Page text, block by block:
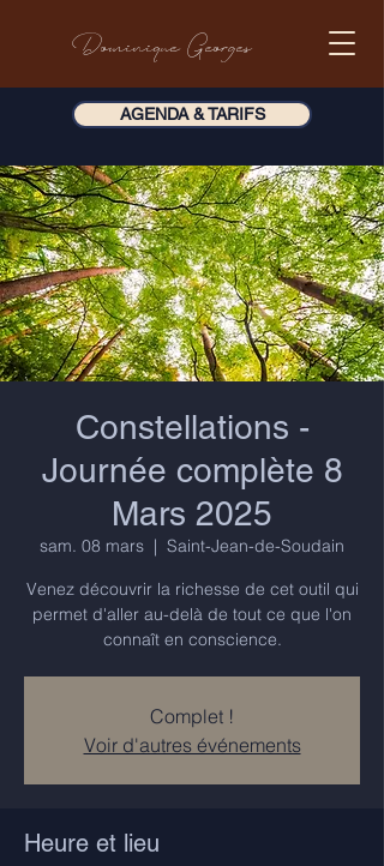
Dominique Georges
AGENDA & TARIFS
Constellations -
Journée complète 8
Mars 2025
sam. 08 mars
  |
Saint-Jean-de-Soudain
Venez découvrir la richesse de cet outil qui
permet d'aller au-delà de tout ce que l'on
connaît en conscience.
Complet !
Voir d'autres événements
Heure et lieu